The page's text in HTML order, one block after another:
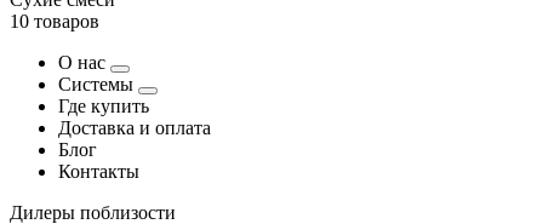
10 товаров
О нас
Системы
Где купить
Доставка и оплата
Блог
Контакты
Дилеры поблизости